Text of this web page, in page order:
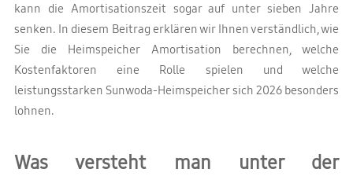
kann die Amortisationszeit sogar auf unter sieben Jahre
senken. In diesem Beitrag erklären wir Ihnen verständlich, wie
Sie die Heimspeicher Amortisation berechnen, welche
Kostenfaktoren eine Rolle spielen und welche
leistungsstarken Sunwoda-Heimspeicher sich 2026 besonders
lohnen.
Was versteht man unter der